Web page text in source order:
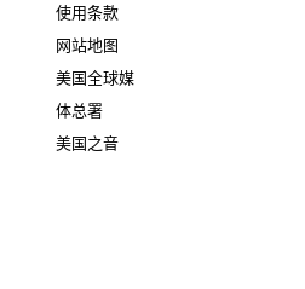
使用条款
网站地图
美国全球媒
体总署
美国之音